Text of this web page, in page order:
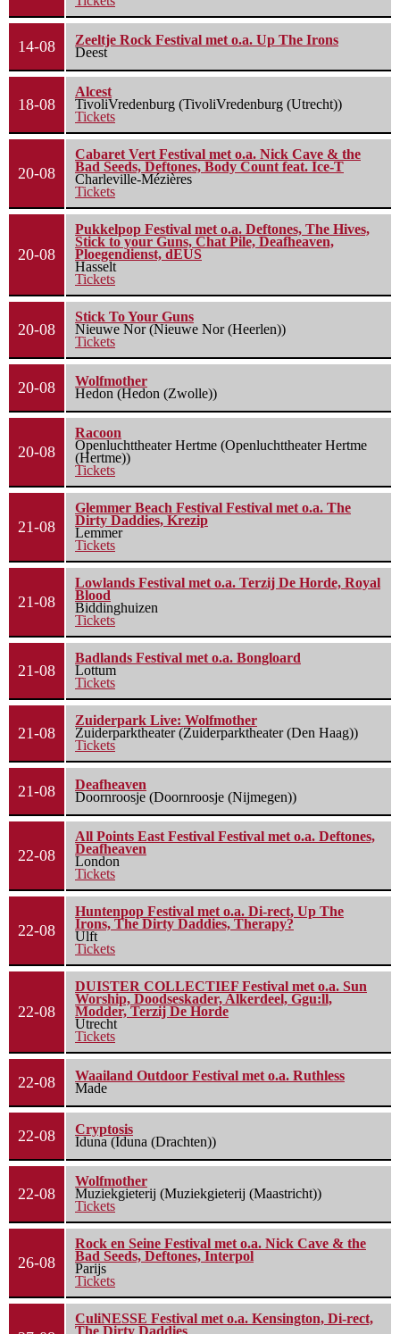
14-08
Zeeltje Rock Festival met o.a. Up The Irons
Deest
18-08
Alcest
TivoliVredenburg (TivoliVredenburg (Utrecht))
Tickets
20-08
Cabaret Vert Festival met o.a. Nick Cave & the
Bad Seeds, Deftones, Body Count feat. Ice-T
Charleville-Mézières
Tickets
20-08
Pukkelpop Festival met o.a. Deftones, The Hives,
Stick to your Guns, Chat Pile, Deafheaven,
Ploegendienst, dEUS
Hasselt
Tickets
20-08
Stick To Your Guns
Nieuwe Nor (Nieuwe Nor (Heerlen))
Tickets
20-08
Wolfmother
Hedon (Hedon (Zwolle))
20-08
Racoon
Openluchttheater Hertme (Openluchttheater Hertme
(Hertme))
Tickets
21-08
Glemmer Beach Festival Festival met o.a. The
Dirty Daddies, Krezip
Lemmer
Tickets
21-08
Lowlands Festival met o.a. Terzij De Horde, Royal
Blood
Biddinghuizen
Tickets
21-08
Badlands Festival met o.a. Bongloard
Lottum
Tickets
21-08
Zuiderpark Live: Wolfmother
Zuiderparktheater (Zuiderparktheater (Den Haag))
Tickets
21-08
Deafheaven
Doornroosje (Doornroosje (Nijmegen))
22-08
All Points East Festival Festival met o.a. Deftones,
Deafheaven
London
Tickets
22-08
Huntenpop Festival met o.a. Di-rect, Up The
Irons, The Dirty Daddies, Therapy?
Ulft
Tickets
22-08
DUISTER COLLECTIEF Festival met o.a. Sun
Worship, Doodseskader, Alkerdeel, Ggu:ll,
Modder, Terzij De Horde
Utrecht
Tickets
22-08
Waailand Outdoor Festival met o.a. Ruthless
Made
22-08
Cryptosis
Iduna (Iduna (Drachten))
22-08
Wolfmother
Muziekgieterij (Muziekgieterij (Maastricht))
Tickets
26-08
Rock en Seine Festival met o.a. Nick Cave & the
Bad Seeds, Deftones, Interpol
Parijs
Tickets
CuliNESSE Festival met o.a. Kensington, Di-rect,